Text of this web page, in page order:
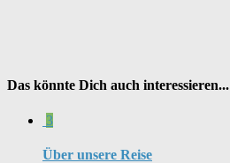
Das könnte Dich auch interessieren...
3
Über unsere Reise